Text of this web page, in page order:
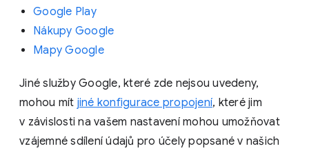
Google Play
Nákupy Google
Mapy Google
Jiné služby Google, které zde nejsou uvedeny,
mohou mít jiné konfigurace propojení, které jim
v závislosti na vašem nastavení mohou umožňovat
vzájemné sdílení údajů pro účely popsané v našich